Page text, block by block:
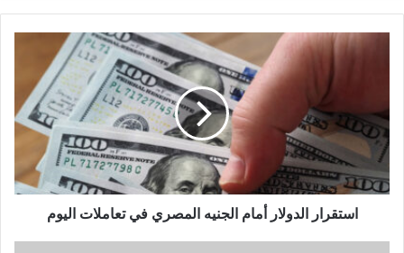
استقرار الدولار أمام الجنيه المصري في تعاملات اليوم